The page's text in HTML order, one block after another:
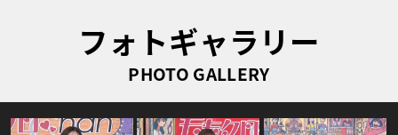
フォトギャラリー
PHOTO GALLERY